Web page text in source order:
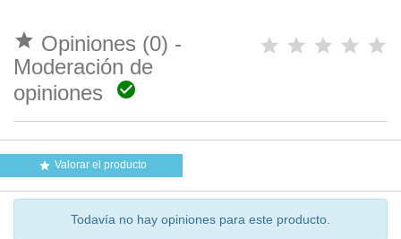
 Opiniones (0) -
Moderación de
opiniones

 Valorar el producto
Todavía no hay opiniones para este producto.